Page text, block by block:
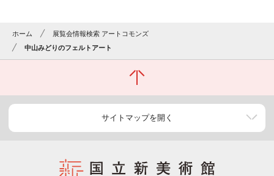
ホーム
展覧会情報検索 アートコモンズ
中山みどりのフェルトアート
サイトマップを開く